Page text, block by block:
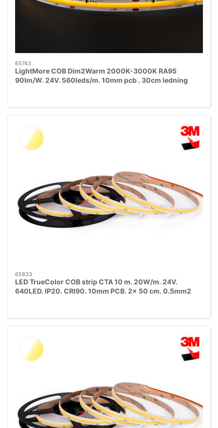
65743
LightMore COB Dim2Warm 2000K-3000K RA95
90lm/W. 24V. 560leds/m. 10mm pcb . 30cm ledning
65833
LED TrueColor COB strip CTA 10 m. 20W/m. 24V.
640LED. IP20. CRI90. 10mm PCB. 2x 50 cm. 0.5mm2